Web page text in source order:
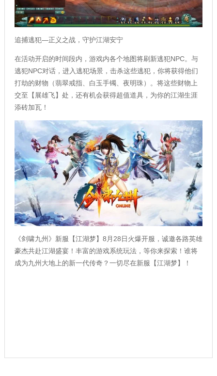
追捕逃犯—正义之战，守护江湖安宁
在活动开启的时间段内，游戏内各个地图将刷新逃犯NPC。与
逃犯NPC对话，进入逃犯场景，击杀这些逃犯，你将获得他们
打劫的财物（翡翠戒指、白玉手镯、夜明珠）。将这些财物上
交至【展雄飞】处，还有机会获得超值道具，为你的江湖生涯
添砖加瓦！
《剑啸九州》新服【江湖梦】8月28日火爆开服，诚邀各路英雄
豪杰共赴江湖盛宴！丰富的游戏系统玩法，等你来探索！谁将
成为九州大地上的新一代传奇？一切尽在新服【江湖梦】！